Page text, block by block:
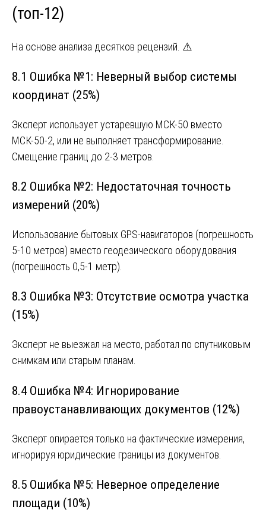
(топ-12)
На основе анализа десятков рецензий. ⚠️
8.1 Ошибка №1: Неверный выбор системы
координат (25%)
Эксперт использует устаревшую МСК-50 вместо
МСК-50-2, или не выполняет трансформирование.
Смещение границ до 2-3 метров.
8.2 Ошибка №2: Недостаточная точность
измерений (20%)
Использование бытовых GPS-навигаторов (погрешность
5-10 метров) вместо геодезического оборудования
(погрешность 0,5-1 метр).
8.3 Ошибка №3: Отсутствие осмотра участка
(15%)
Эксперт не выезжал на место, работал по спутниковым
снимкам или старым планам.
8.4 Ошибка №4: Игнорирование
правоустанавливающих документов (12%)
Эксперт опирается только на фактические измерения,
игнорируя юридические границы из документов.
8.5 Ошибка №5: Неверное определение
площади (10%)